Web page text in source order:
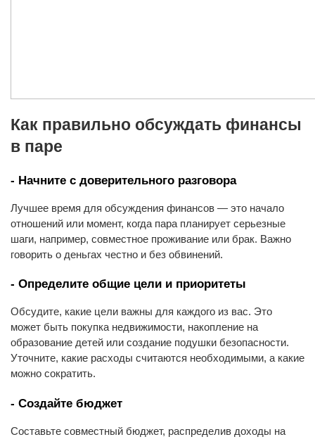
Как правильно обсуждать финансы
в паре
- Начните с доверительного разговора
Лучшее время для обсуждения финансов — это начало
отношений или момент, когда пара планирует серьезные
шаги, например, совместное проживание или брак. Важно
говорить о деньгах честно и без обвинений.
- Определите общие цели и приоритеты
Обсудите, какие цели важны для каждого из вас. Это
может быть покупка недвижимости, накопление на
образование детей или создание подушки безопасности.
Уточните, какие расходы считаются необходимыми, а какие
можно сократить.
- Создайте бюджет
Составьте совместный бюджет, распределив доходы на